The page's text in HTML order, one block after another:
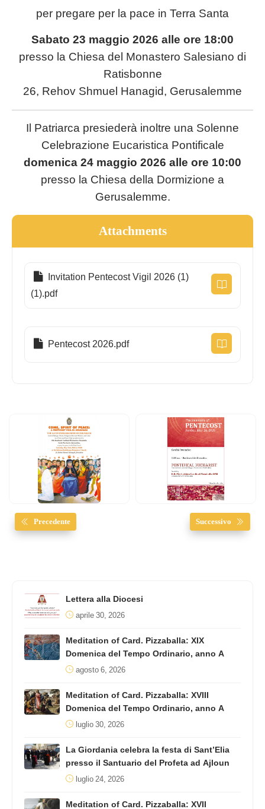
per pregare per la pace in Terra Santa
Sabato 23 maggio 2026 alle ore 18:00
presso la Chiesa del Monastero Salesiano di
Ratisbonne
26, Rehov Shmuel Hanagid, Gerusalemme
Il Patriarca presiederà inoltre una Solenne
Celebrazione Eucaristica Pontificale
domenica 24 maggio 2026 alle ore 10:00
presso la Chiesa della Dormizione a
Gerusalemme.
Attachments
Invitation Pentecost Vigil 2026 (1)
(1).pdf
Pentecost 2026.pdf
Precedente Successivo
Lettera alla Diocesi
aprile 30, 2026
Meditation of Card. Pizzaballa: XIX
Domenica del Tempo Ordinario, anno A
agosto 6, 2026
Meditation of Card. Pizzaballa: XVIII
Domenica del Tempo Ordinario, anno A
luglio 30, 2026
La Giordania celebra la festa di Sant’Elia
presso il Santuario del Profeta ad Ajloun
luglio 24, 2026
Meditation of Card. Pizzaballa: XVII